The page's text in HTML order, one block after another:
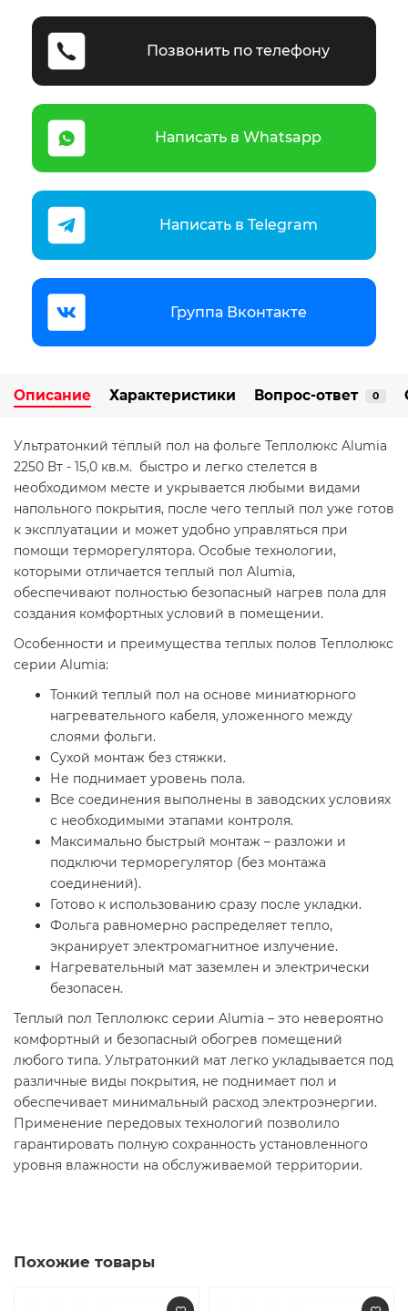
Позвонить по телефону
Написать в Whatsapp
Написать в Telegram
Группа Вконтакте
Описание Характеристики Вопрос-ответ 0
Ультратонкий тёплый пол на фольге Теплолюкс Alumia
2250 Вт - 15,0 кв.м. быстро и легко стелется в
необходимом месте и укрывается любыми видами
напольного покрытия, после чего теплый пол уже готов
к эксплуатации и может удобно управляться при
помощи терморегулятора. Особые технологии,
которыми отличается теплый пол Alumia,
обеспечивают полностью безопасный нагрев пола для
создания комфортных условий в помещении.
Особенности и преимущества теплых полов Теплолюкс
серии Alumia:
Тонкий теплый пол на основе миниатюрного
нагревательного кабеля, уложенного между
слоями фольги.
Сухой монтаж без стяжки.
Не поднимает уровень пола.
Все соединения выполнены в заводских условиях
с необходимыми этапами контроля.
Максимально быстрый монтаж – разложи и
подключи терморегулятор (без монтажа
соединений).
Готово к использованию сразу после укладки.
Фольга равномерно распределяет тепло,
экранирует электромагнитное излучение.
Нагревательный мат заземлен и электрически
безопасен.
Теплый пол Теплолюкс серии Alumia – это невероятно
комфортный и безопасный обогрев помещений
любого типа. Ультратонкий мат легко укладывается под
различные виды покрытия, не поднимает пол и
обеспечивает минимальный расход электроэнергии.
Применение передовых технологий позволило
гарантировать полную сохранность установленного
уровня влажности на обслуживаемой территории.
Похожие товары